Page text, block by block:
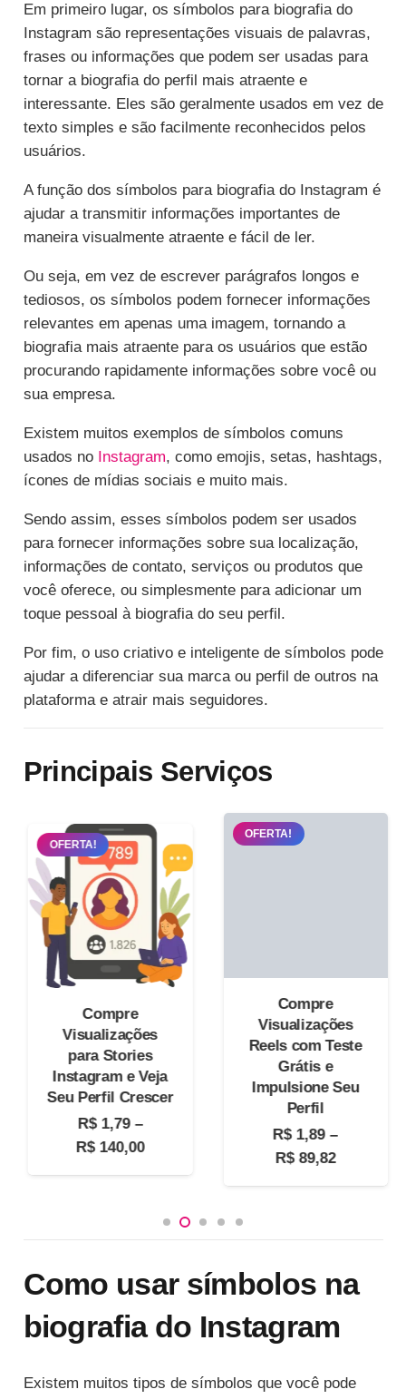
Em primeiro lugar, os símbolos para biografia do
Instagram são representações visuais de palavras,
frases ou informações que podem ser usadas para
tornar a biografia do perfil mais atraente e
interessante. Eles são geralmente usados em vez de
texto simples e são facilmente reconhecidos pelos
usuários.
A função dos símbolos para biografia do Instagram é
ajudar a transmitir informações importantes de
maneira visualmente atraente e fácil de ler.
Ou seja, em vez de escrever parágrafos longos e
tediosos, os símbolos podem fornecer informações
relevantes em apenas uma imagem, tornando a
biografia mais atraente para os usuários que estão
procurando rapidamente informações sobre você ou
sua empresa.
Existem muitos exemplos de símbolos comuns
usados no Instagram, como emojis, setas, hashtags,
ícones de mídias sociais e muito mais.
Sendo assim, esses símbolos podem ser usados
para fornecer informações sobre sua localização,
informações de contato, serviços ou produtos que
você oferece, ou simplesmente para adicionar um
toque pessoal à biografia do seu perfil.
Por fim, o uso criativo e inteligente de símbolos pode
ajudar a diferenciar sua marca ou perfil de outros na
plataforma e atrair mais seguidores.
Principais Serviços
OFERTA!
Compre
Visualizações
para Stories
Instagram e Veja
Seu Perfil Crescer
R$1,79 –
R$140,00Faixa
R$ 1,79
OFERTA!
Compre
Visualizações
Reels com Teste
Grátis e
Impulsione Seu
Perfil
R$1,89 –
R$89,82Faixa
R$ 89,82
Como usar símbolos na
biografia do Instagram
Existem muitos tipos de símbolos que você pode